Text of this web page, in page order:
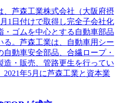
、芦森工業株式会社（大阪府摂
1日付けで取得し完全子会社化
・ゴムを中心とする自動車部品
る。芦森工業は、自動車用シー
自動車安全部品、合繊ロープ・
・販売、管路更生を行ってい
年5月に芦森工業と資本業